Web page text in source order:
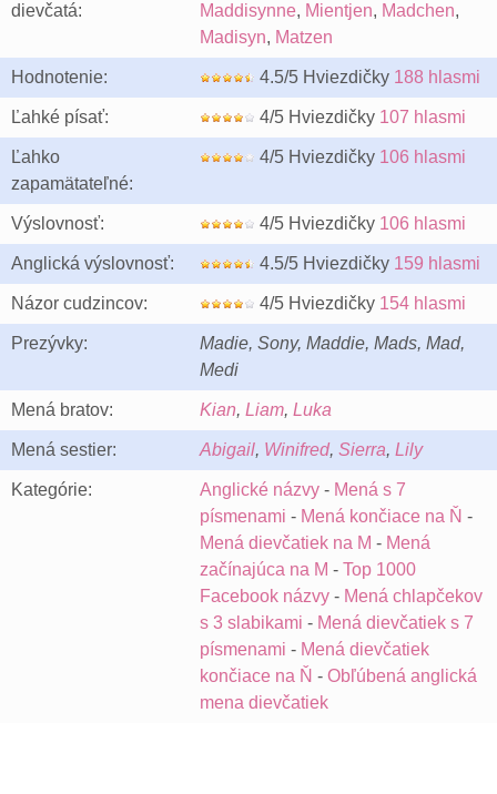
dievčatá:
Maddisynne, Mientjen, Madchen,
Madisyn, Matzen
Hodnotenie: 4.5/5 Hviezdičky 188 hlasmi
Ľahké písať: 4/5 Hviezdičky 107 hlasmi
Ľahko
zapamätateľné:
4/5 Hviezdičky 106 hlasmi
Výslovnosť: 4/5 Hviezdičky 106 hlasmi
Anglická výslovnosť: 4.5/5 Hviezdičky 159 hlasmi
Názor cudzincov: 4/5 Hviezdičky 154 hlasmi
Prezývky:
Madie, Sony, Maddie, Mads, Mad,
Medi
Mená bratov: Kian, Liam, Luka
Mená sestier: Abigail, Winifred, Sierra, Lily
Kategórie: Anglické názvy - Mená s 7
písmenami - Mená končiace na Ň -
Mená dievčatiek na M - Mená
začínajúca na M - Top 1000
Facebook názvy - Mená chlapčekov
s 3 slabikami - Mená dievčatiek s 7
písmenami - Mená dievčatiek
končiace na Ň - Obľúbená anglická
mena dievčatiek